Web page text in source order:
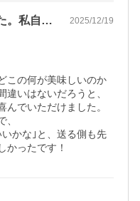
お世話になった方に送りました。私自身、… 2025/12/19
この何が美味しいのか
いはないだろうと、
んでいただけました。
いかな｣と、送る側も先
かったです！